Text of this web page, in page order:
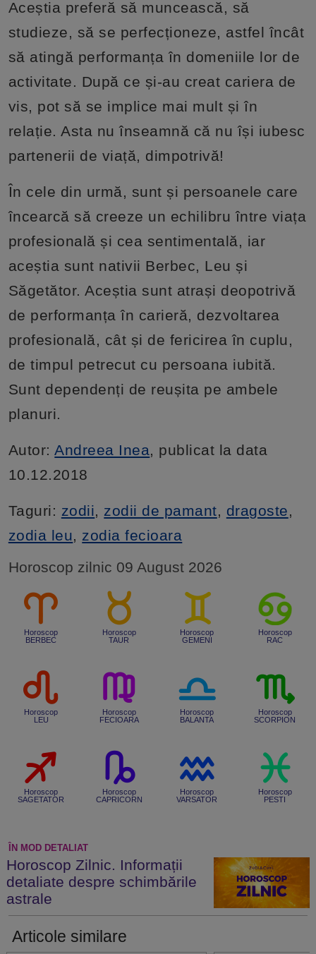
Aceștia preferă să muncească, să
studieze, să se perfecționeze, astfel încât
să atingă performanța în domeniile lor de
activitate. După ce și-au creat cariera de
vis, pot să se implice mai mult și în
relație. Asta nu înseamnă că nu își iubesc
partenerii de viață, dimpotrivă!
În cele din urmă, sunt și persoanele care
încearcă să creeze un echilibru între viața
profesională și cea sentimentală, iar
aceștia sunt nativii Berbec, Leu și
Săgetător. Aceștia sunt atrași deopotrivă
de performanța în carieră, dezvoltarea
profesională, cât și de fericirea în cuplu,
de timpul petrecut cu persoana iubită.
Sunt dependenți de reușita pe ambele
planuri.
Autor:Andreea Inea, publicat la data
10.12.2018
Taguri: zodii, zodii de pamant, dragoste,
zodia leu, zodia fecioara
Horoscop zilnic 09 August 2026
Horoscop
BERBEC
Horoscop
TAUR
Horoscop
GEMENI
Horoscop
RAC
Horoscop
LEU
Horoscop
FECIOARA
Horoscop
BALANTA
Horoscop
SCORPION
Horoscop
SAGETATOR
Horoscop
CAPRICORN
Horoscop
VARSATOR
Horoscop
PESTI
ÎN MOD DETALIAT
Horoscop Zilnic. Informații
detaliate despre schimbările
astrale
Articole similare